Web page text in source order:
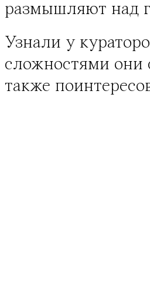
размышляют над
Узнали у
сложностями они
также